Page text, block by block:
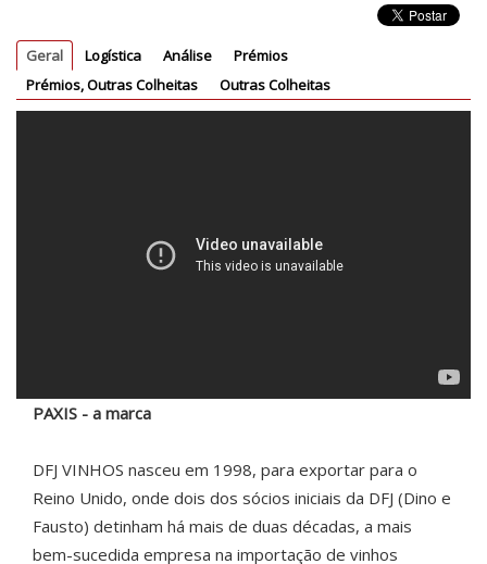
Geral Logística Análise
Prémios
Prémios, Outras Colheitas
Outras Colheitas
PAXIS - a marca
DFJ VINHOS nasceu em 1998, para exportar para o
Reino Unido, onde dois dos sócios iniciais da DFJ (Dino e
Fausto) detinham há mais de duas décadas, a mais
bem-sucedida empresa na importação de vinhos